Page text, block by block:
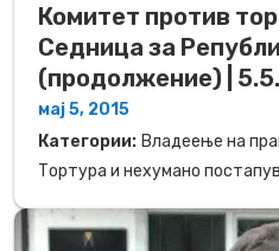
Комитет против
Седница за
(продолжение) |
мај 5, 2015
Категории: Владеење на
Тортура и нехумано